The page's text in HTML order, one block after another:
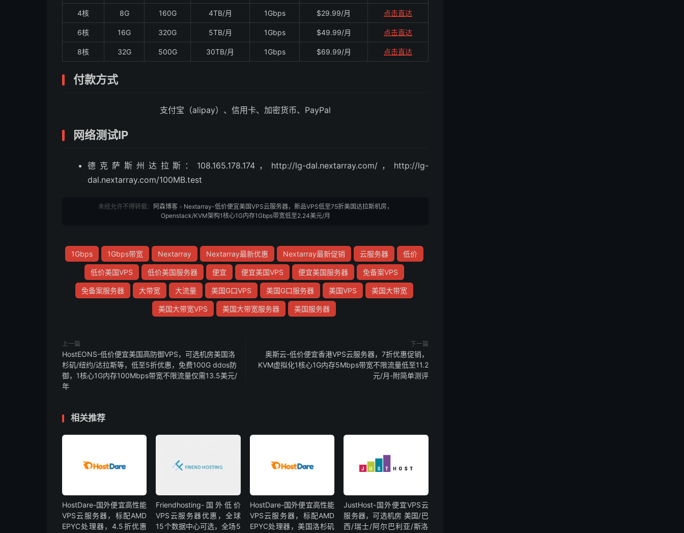
4核 8G 160G 4TB/月 1Gbps $29.99/月 点击直达
6核 16G 320G 5TB/月 1Gbps $49.99/月 点击直达
8核 32G 500G 30TB/月 1Gbps $69.99/月 点击直达
付款方式
支付宝（alipay）、信用卡、加密货币、PayPal
网络测试IP
德克萨斯州达拉斯：108.165.178.174，http://lg-dal.nextarray.com/，http://lg-
dal.nextarray.com/100MB.test
未经允许不得转载： 阿森博客» Nextarray-低价便宜美国VPS云服务器，新品VPS低至75折美国达拉斯机房，
Openstack/KVM架构1核心1G内存1Gbps带宽低至2.24美元/月
1Gbps 1Gbps带宽 Nextarray Nextarray最新优惠 Nextarray最新促销 云服务器 低价
低价美国VPS 低价美国服务器 便宜 便宜美国VPS 便宜美国服务器 免备案VPS
免备案服务器 大带宽 大流量 美国G口VPS 美国G口服务器 美国VPS 美国大带宽
美国大带宽VPS 美国大带宽服务器 美国服务器
上一篇
HostEONS-低价便宜美国高防御VPS，可选机房美国洛
杉矶/纽约/达拉斯等，低至5折优惠，免费100G ddos防
御，1核心1G内存100Mbps带宽不限流量仅需13.5美元/
年
下一篇
奥斯云-低价便宜香港VPS云服务器，7折优惠促销，
KVM虚拟化1核心1G内存5Mbps带宽不限流量低至11.2
元/月-附简单测评
相关推荐
HostDare-国外便宜高性能
VPS云服务器，标配AMD
EPYC处理器，4.5折优惠
Friendhosting-国外低价
VPS云服务器优惠，全球
15个数据中心可选，全场5
HostDare-国外便宜高性能
VPS云服务器，标配AMD
EPYC处理器，美国洛杉矶
JustHost-国外便宜VPS云
服务器，可选机房 美国/巴
西/瑞士/阿尔巴利亚/斯洛